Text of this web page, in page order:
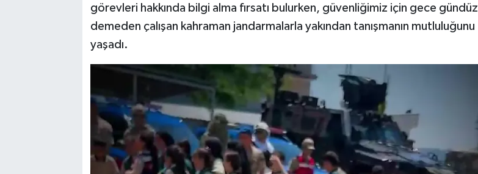
görevleri hakkında bilgi alma fırsatı bulurken, güvenliğimiz için gece gündüz
demeden çalışan kahraman jandarmalarla yakından tanışmanın mutluluğunu
yaşadı.